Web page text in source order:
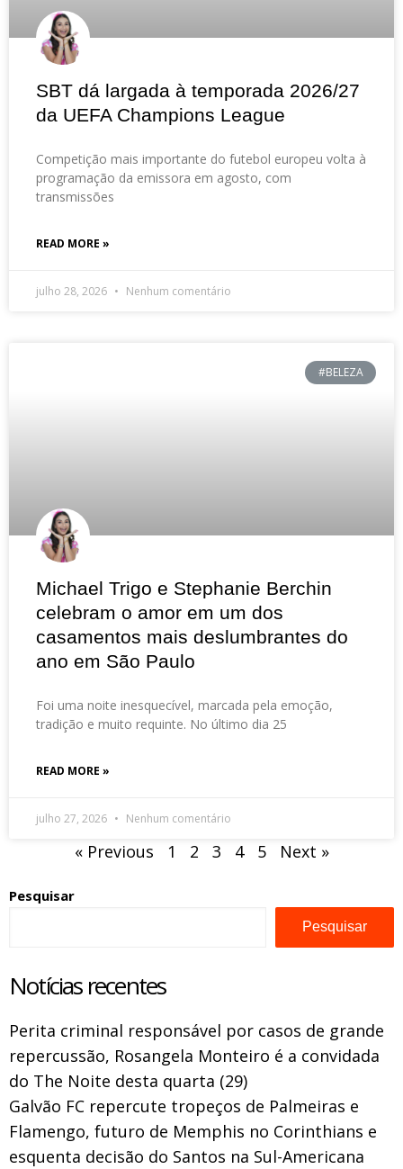
SBT dá largada à temporada 2026/27
da UEFA Champions League
Competição mais importante do futebol europeu volta à
programação da emissora em agosto, com
transmissões
READ MORE »
julho 28, 2026 Nenhum comentário
#BELEZA
Michael Trigo e Stephanie Berchin
celebram o amor em um dos
casamentos mais deslumbrantes do
ano em São Paulo
Foi uma noite inesquecível, marcada pela emoção,
tradição e muito requinte. No último dia 25
READ MORE »
julho 27, 2026 Nenhum comentário
« Previous 1 2 3 4 5 Next »
Pesquisar
Pesquisar
Notícias recentes
Perita criminal responsável por casos de grande
repercussão, Rosangela Monteiro é a convidada
do The Noite desta quarta (29)
Galvão FC repercute tropeços de Palmeiras e
Flamengo, futuro de Memphis no Corinthians e
esquenta decisão do Santos na Sul-Americana